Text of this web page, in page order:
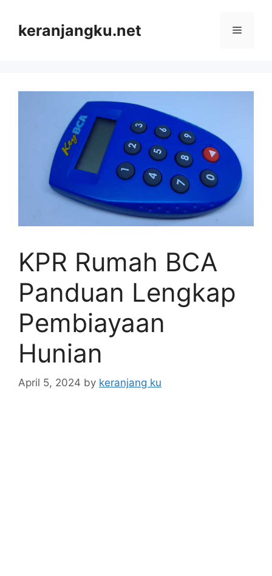
contentkeranjangku.net Menu
KPR Rumah BCA
Panduan Lengkap
Pembiayaan
Hunian
April 5, 2024 by keranjang ku